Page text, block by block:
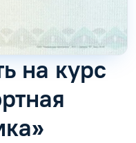
на курс